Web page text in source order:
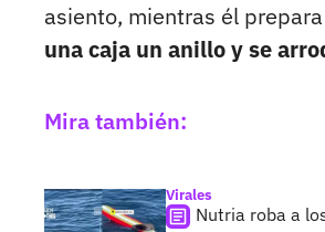
asiento, mientras él
una caja un anillo y se
Mira también:
Virales
Nutria roba a